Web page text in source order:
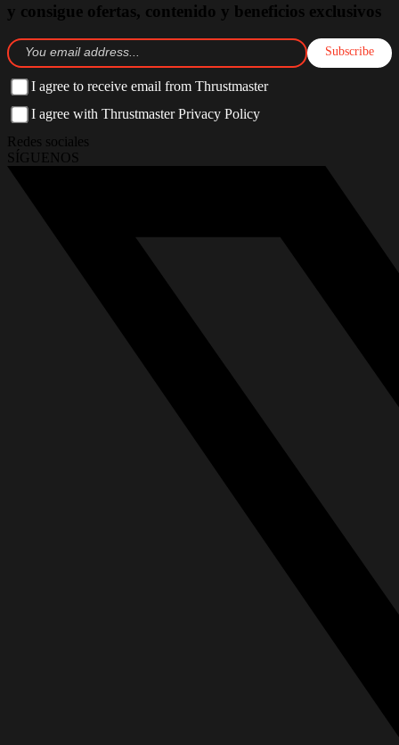
y consigue ofertas, contenido y beneficios exclusivos
Subscribe
I agree to receive email from Thrustmaster
I agree with Thrustmaster Privacy Policy
Redes sociales
SÍGUENOS